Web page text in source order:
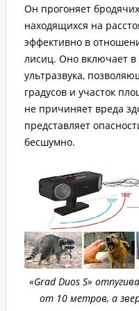
Он прогоняет
находящихся на
эффективно в
лисиц. Оно включает в
ультразвука,
градусов и участок
не причиняет вреда
представляет
бесшумно.
«Grad Duos S»
от 10 метров, а